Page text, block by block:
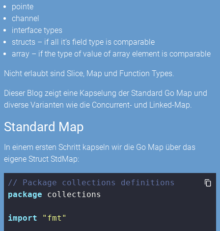
pointe
channel
interface types
structs – if all it’s field type is comparable
array – if the type of value of array element is comparable
Nicht erlaubt sind Slice, Map und Function Types.
Dieser Blog zeigt eine Kapselung der Standard Go Map und
diverse Varianten wie die Concurrent- und Linked-Map.
Standard Map
In einem ersten Schritt kapseln wir die Go Map über das
eigene Struct StdMap:
// Package collections definitions
package collections
import "fmt"